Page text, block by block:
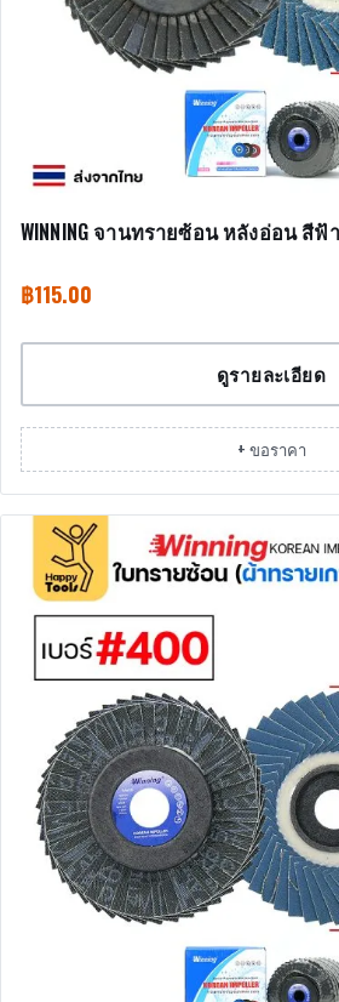
WINNING จานทรายซ้อน หลังอ่อน สีฟ้
฿115.00
ดูรายละเอียด
+ ขอราคา